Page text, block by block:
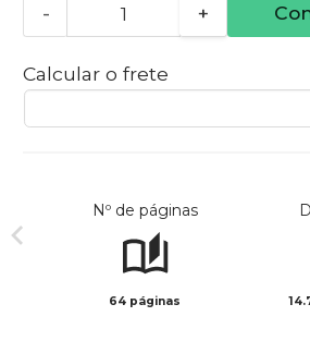
- +
Calcular o frete
Nº de páginas
64 páginas